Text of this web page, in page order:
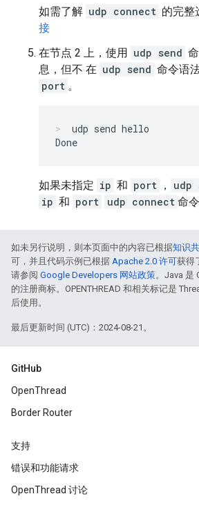
如需了解 udp connect 的完整
接
在节点 2 上，使用 udp send
息，但不 在 udp send 命令语
port 。
udp send hello
如果未指定 ip 和 port ， udp
ip 和 port udp connect 命
如未另行说明，则本页面中的内容已根据知识
可，并且代码示例已根据 Apache 2.0 许可获得
请参阅 Google Developers 网站政策。Java 是
的注册商标。OPENTHREAD 和相关标记是
后使用。
最后更新时间 (UTC)：2024-08-21。
GitHub
OpenThread
Border Router
支持
错误和功能请求
OpenThread 讨论